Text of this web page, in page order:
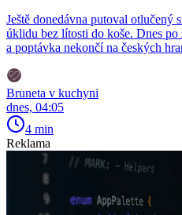
Ještě donedávna putoval otlučený
úklidu bez lítosti do koše. Dnes
a poptávka nekončí na českých
Bruneta v kuchyni
dnes, 04:05
4 min
Reklama